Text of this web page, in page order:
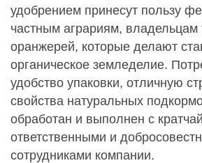
удобрением принесут пользу
частным аграриям, владельцам
оранжерей, которые делают
органическое земледелие.
удобство упаковки, отличную
свойства натуральных
обработан и выполнен с
ответственными и
сотрудниками компании.